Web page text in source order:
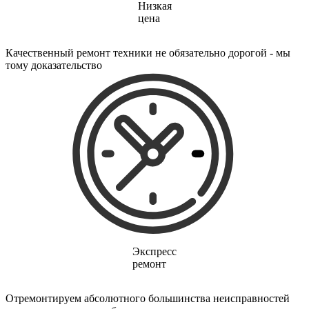
электропростыней
электрощеток
электрощитов
электрошвабер
электросковороды
электротельферов
электротермосов
электровелосипедов
электровеников
эллиптических тренажеров
эндоскопов
эпиляторов
факса
фальцовщиков
фанкойлов
фаршемешалок
фенов настенных
финишер-брошюровщиков
Низкая
цена
Качественный ремонт техники не обязательно дорогой - мы
тому доказательство
Экспресс
ремонт
Отремонтируем абсолютного большинства неисправностей